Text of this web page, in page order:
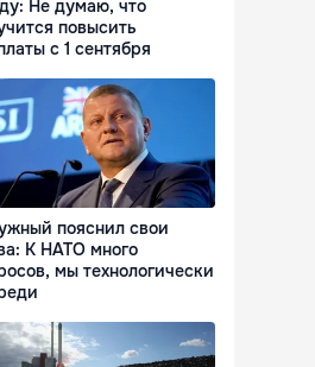
Не думаю, что
повысить
с 1 сентября
пояснил свои
К НАТО много
мы технологически